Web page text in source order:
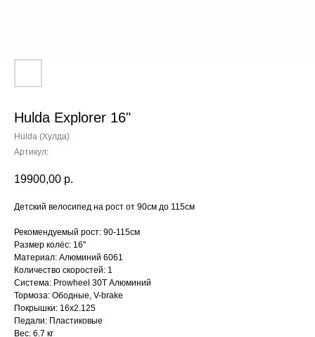
Hulda Explorer 16"
Hulda (Хулда)
Артикул:
19900,00 р.
Детский велосипед на рост от 90см до 115см
Рекомендуемый рост: 90-115см
Размер колёс: 16"
Материал: Алюминий 6061
Количество скоростей: 1
Система: Prowheel 30T Алюминий
Тормоза: Ободные, V-brake
Покрышки: 16x2.125
Педали: Пластиковые
Вес: 6.7 кг